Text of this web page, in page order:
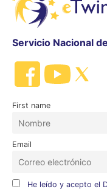
Servicio Nacional
First name
Email
He leído y acepto el